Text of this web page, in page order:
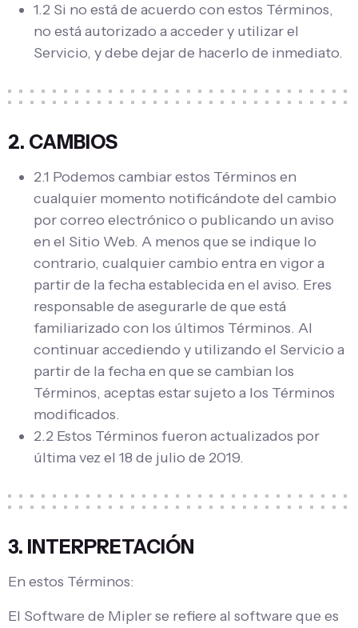
1.2 Si no está de acuerdo con estos Términos,
no está autorizado a acceder y utilizar el
Servicio, y debe dejar de hacerlo de inmediato.
2. CAMBIOS
2.1 Podemos cambiar estos Términos en
cualquier momento notificándote del cambio
por correo electrónico o publicando un aviso
en el Sitio Web. A menos que se indique lo
contrario, cualquier cambio entra en vigor a
partir de la fecha establecida en el aviso. Eres
responsable de asegurarle de que está
familiarizado con los últimos Términos. Al
continuar accediendo y utilizando el Servicio a
partir de la fecha en que se cambian los
Términos, aceptas estar sujeto a los Términos
modificados.
2.2 Estos Términos fueron actualizados por
última vez el 18 de julio de 2019.
3. INTERPRETACIÓN
En estos Términos:
El Software de Mipler se refiere al software que es